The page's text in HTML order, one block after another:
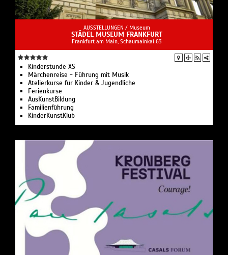
AUSSTELLUNGEN / Museum
STÄDEL MUSEUM FRANKFURT
Frankfurt am Main, Schaumainkai 63
Kinderstunde XS
Märchenreise - Führung mit Musik
Atelierkurse für Kinder & Jugendliche
Ferienkurse
AusKunstBildung
Familienführung
KinderKunstKlub